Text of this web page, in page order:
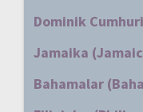
Dominik
Jamaika
Bahamalar